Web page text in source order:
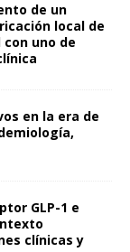
de un
local de
uno de
en la era de
GLP-1 e
clínicas y